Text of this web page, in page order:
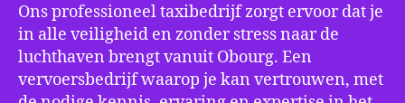
Ons professioneel taxibedrijf zorgt ervoor dat je
in alle veiligheid en zonder stress naar de
luchthaven brengt vanuit Obourg. Een
vervoersbedrijf waarop je kan vertrouwen, met